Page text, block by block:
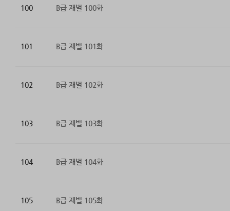
100 B급 재벌 100화
101 B급 재벌 101화
102 B급 재벌 102화
103 B급 재벌 103화
104 B급 재벌 104화
105 B급 재벌 105화